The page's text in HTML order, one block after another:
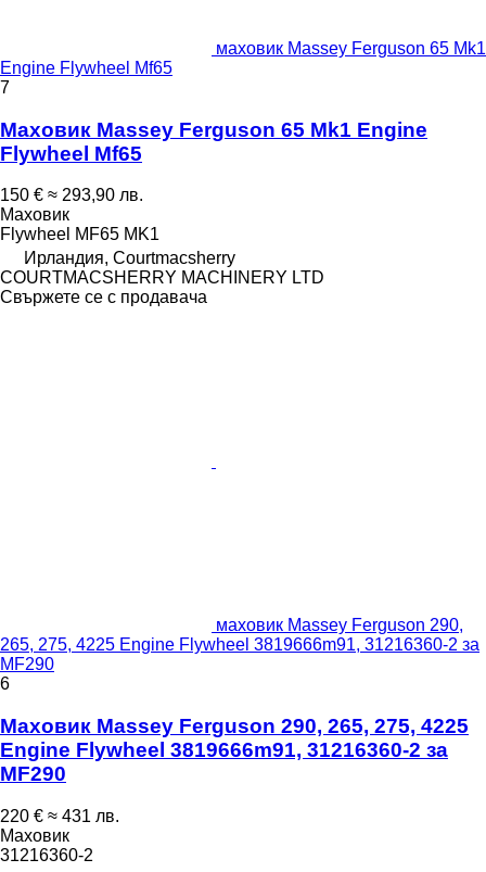
маховик Massey Ferguson 65 Mk1
Engine Flywheel Mf65
7
Маховик Massey Ferguson 65 Mk1 Engine
Flywheel Mf65
150 € ≈ 293,90 лв.
Маховик
Flywheel MF65 MK1
Ирландия, Courtmacsherry
COURTMACSHERRY MACHINERY LTD
Свържете се с продавача
маховик Massey Ferguson 290,
265, 275, 4225 Engine Flywheel 3819666m91, 31216360-2 за
MF290
6
Маховик Massey Ferguson 290, 265, 275, 4225
Engine Flywheel 3819666m91, 31216360-2 за
MF290
220 € ≈ 431 лв.
Маховик
31216360-2